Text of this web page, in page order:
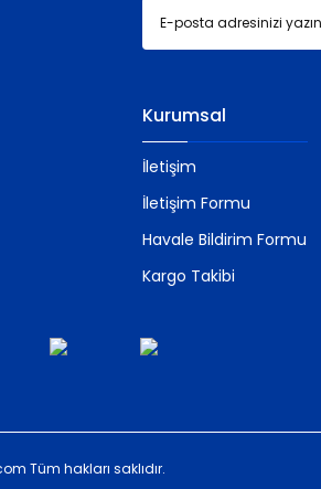
Kurumsal
İletişim
İletişim Formu
Havale Bildirim Formu
Kargo Takibi
Tüm hakları saklıdır.